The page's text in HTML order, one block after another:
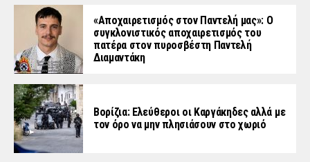
«Aποχαιρετισμός στον Παντελή μας»: Ο
συγκλονιστικός αποχαιρετισμός του
πατέρα στον πυροσβέστη Παντελή
Διαμαντάκη
Βορίζια: Ελεύθεροι οι Καργάκηδες αλλά με
τον όρο να μην πλησιάσουν στο χωριό